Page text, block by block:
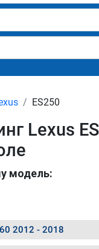
ES250
Lexus
модель:
2012 - 2018